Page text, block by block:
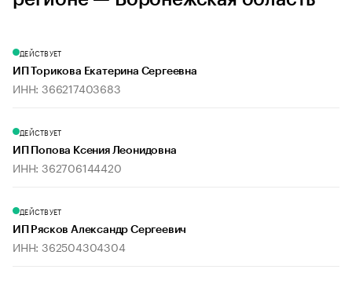
ДЕЙСТВУЕТ
ИП Торикова Екатерина Сергеевна
ИНН: 366217403683
ДЕЙСТВУЕТ
ИП Попова Ксения Леонидовна
ИНН: 362706144420
ДЕЙСТВУЕТ
ИП Рясков Александр Сергеевич
ИНН: 362504304304